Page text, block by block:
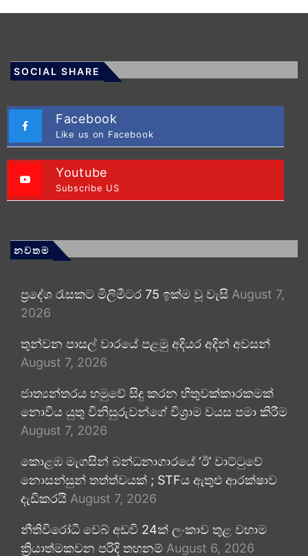
SOCIAL SHARE
Facebook
Like us on Facebook
Youtube
Subscribe US
නවතම
ප්‍රදේශ රැසකට මිලිමීටර 75 ඉක්ම වූ වැසි August 7,
2026
තුන්වන පාසල් වාරයේ පළමු අදියර අදින් අවසන්
August 7, 2026
ජාත්‍යන්තරය හමුවේ සිදු කරන හිතුවක්කාරකමක්
නොවිය යුතු විනිසුරුවන්ගේ විශ්‍රාම වයස පමා කිරීම
August 7, 2026
කොළඹ මැගසින් බන්ධනාගාරයේ ‘ඊ’ වාට්ටුවේ
නොසන්සුන් තත්ත්වයක් ; STFය ඇතුළු ආරක්ෂාව
දැඩිකරයි August 7, 2026
නීතිවිරෝධී වෙබ් අඩවි 24ක් ලංකාව තුළ වහාම
ක්‍රියාත්මකවන පරිදි තහනම් August 6, 2026